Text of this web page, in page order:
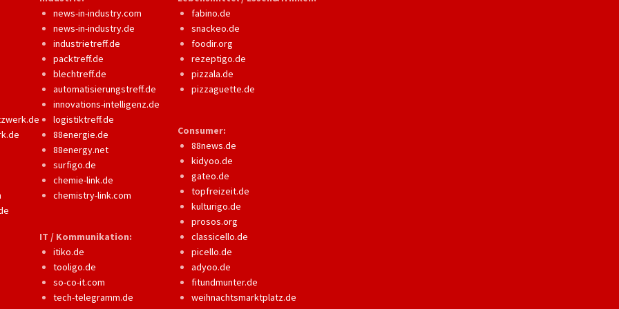
news-in-industry.com
news-in-industry.de
industrietreff.de
packtreff.de
blechtreff.de
automatisierungstreff.de
innovations-intelligenz.de
logistiktreff.de
88energie.de
88energy.net
surfigo.de
chemie-link.de
chemistry-link.com
IT / Kommunikation:
itiko.de
tooligo.de
so-co-it.com
tech-telegramm.de
fabino.de
snackeo.de
foodir.org
rezeptigo.de
pizzala.de
pizzaguette.de
Consumer:
88news.de
kidyoo.de
gateo.de
topfreizeit.de
kulturigo.de
prosos.org
classicello.de
picello.de
adyoo.de
fitundmunter.de
weihnachtsmarktplatz.de